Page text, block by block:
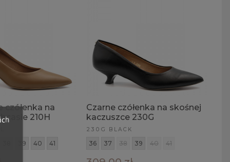
czółenka na
210H
39 40 41
Czarne czółenka na skośnej
kaczuszce 230G
230G BLACK
36 37 38 39 40 41